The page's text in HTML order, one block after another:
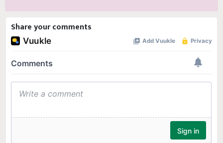
Share your comments